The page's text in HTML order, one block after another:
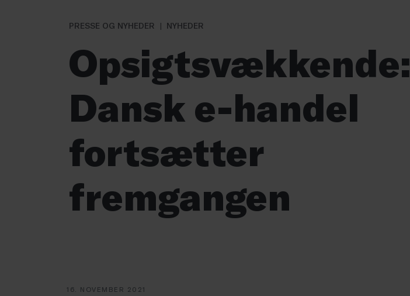
PRESSE OG NYHEDER
NYHEDER
Opsigtsvækkende:
Dansk e-handel
fortsætter
fremgangen
16. NOVEMBER 2021